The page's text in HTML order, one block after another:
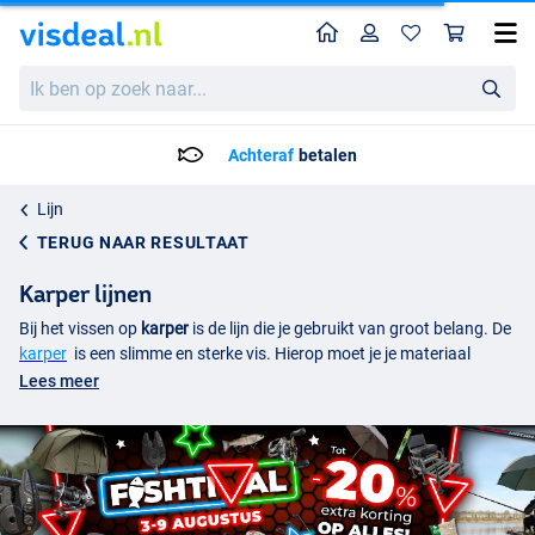
ben
HomeProfiel
Vandaag besteld, maandag in huis!*
Lijn
TERUG NAAR RESULTAAT
Karper lijnen
Bij het vissen op karper is de lijn die je gebruikt van groot belang. De
karper is een slimme en sterke vis. Hierop moet je je materiaal
afstemmen, ook je vislijn. Binnen de karpervisserij zijn er voor
ontwikkeld. In de basis kennen we drie soorten karperlijnen:
gevlochten lijn, nylon en fluorocarbon.
Gevlochten karperlijn
Lees meer